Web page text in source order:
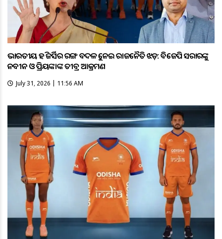
ଭାରତୀୟ ହକି ଜର୍ସିର ରଙ୍ଗ ବଦଳକୁ ନେଇ ରାଜନୈତିକ ଝଡ଼: ବିଜେପି ସରକାରଙ୍କୁ
ନବୀନ ଓ ପ୍ରିୟଙ୍କାଙ୍କ ତୀବ୍ର ଆକ୍ରମଣ
July 31, 2026 | 11:56 AM